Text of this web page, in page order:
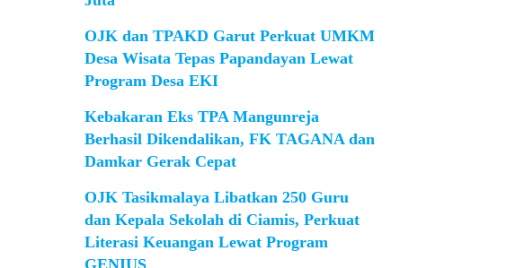
OJK dan TPAKD Garut Perkuat UMKM
Desa Wisata Tepas Papandayan Lewat
Program Desa EKI
Kebakaran Eks TPA Mangunreja
Berhasil Dikendalikan, FK TAGANA dan
Damkar Gerak Cepat
OJK Tasikmalaya Libatkan 250 Guru
dan Kepala Sekolah di Ciamis, Perkuat
Literasi Keuangan Lewat Program
GENIUS